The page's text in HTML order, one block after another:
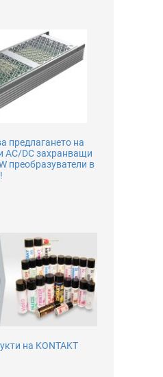
предлагането на
AC/DC захранващи
преобразуватели в
на KONTAKT